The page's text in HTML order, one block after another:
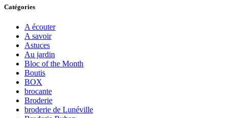
Catégories
A écouter
A savoir
Astuces
Au jardin
Bloc of the Month
Boutis
BOX
brocante
Broderie
broderie de Lunéville